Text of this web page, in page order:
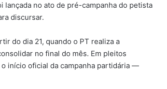
lançada no ato de pré-campanha do petista
discursar.
do dia 21, quando o PT realiza a
no final do mês. Em pleitos
início oficial da campanha partidária —